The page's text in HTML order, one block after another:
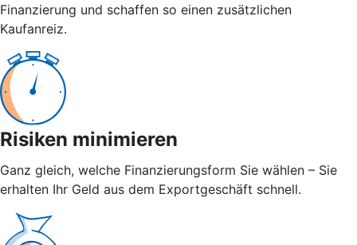
Finanzierung und schaffen so einen zusätzlichen
Kaufanreiz.
Risiken minimieren
Ganz gleich, welche Finanzierungsform Sie wählen – Sie
erhalten Ihr Geld aus dem Exportgeschäft schnell.